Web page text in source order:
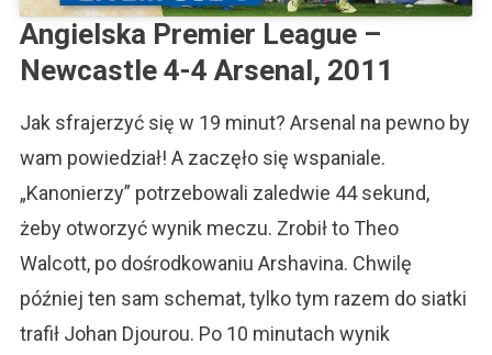
Angielska Premier League –
Newcastle 4-4 Arsenal, 2011
Jak sfrajerzyć się w 19 minut? Arsenal na pewno by
wam powiedział! A zaczęło się wspaniale.
„Kanonierzy” potrzebowali zaledwie 44 sekund,
żeby otworzyć wynik meczu. Zrobił to Theo
Walcott, po dośrodkowaniu Arshavina. Chwilę
później ten sam schemat, tylko tym razem do siatki
trafił Johan Djourou. Po 10 minutach wynik